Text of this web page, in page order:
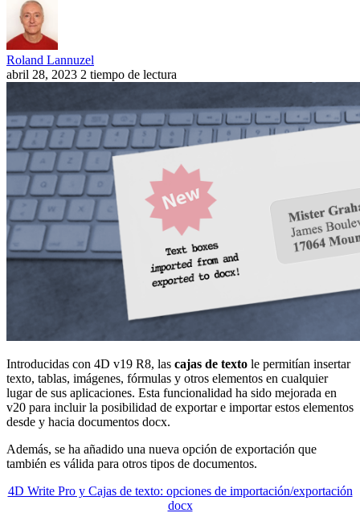
Roland Lannuzel
abril 28, 2023 2 tiempo de lectura
Introducidas con 4D v19 R8, las cajas de texto le permitían insertar
texto, tablas, imágenes, fórmulas y otros elementos en cualquier
lugar de sus aplicaciones. Esta funcionalidad ha sido mejorada en
v20 para incluir la posibilidad de exportar e importar estos elementos
desde y hacia documentos docx.
Además, se ha añadido una nueva opción de exportación que
también es válida para otros tipos de documentos.
4D Write Pro y Cajas de texto: opciones de importación/exportación
docx